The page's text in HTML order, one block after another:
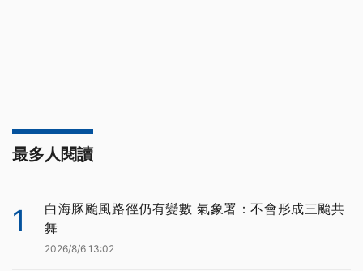
最多人閱讀
1
白海豚颱風路徑仍有變數 氣象署：不會形成三颱共
舞
2026/8/6 13:02